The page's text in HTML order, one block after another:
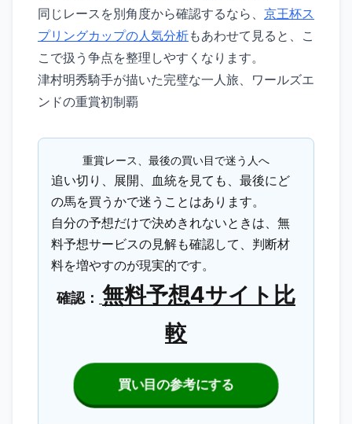
同じレースを別角度から確認するなら、 京王杯ス
プリングカップの人気分析もあわせて見ると、こ
こで扱う争点を整理しやすくなります。
津村明秀騎手が描いた完璧な一人旅、ワールズエ
ンドの重賞初制覇
重賞レース、最後の買い目で迷う人へ
追い切り、展開、血統を見ても、最後にど
の馬を買うかで迷うことはあります。
自分の予想だけで決めきれないときは、無
料予想サービスの見解も確認して、判断材
料を増やすのが現実的です。
確認： 無料予想4サイト比
較
買い目の参考にする